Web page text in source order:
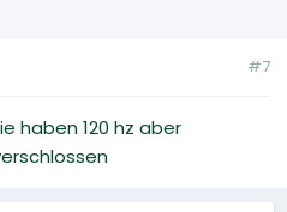
#7
haben 120 hz aber